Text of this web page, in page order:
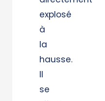
explosé
à
la
hausse.
Il
se